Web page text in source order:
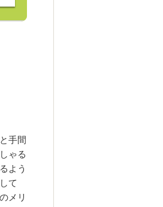
手間
ゃる
よう
て
メリ